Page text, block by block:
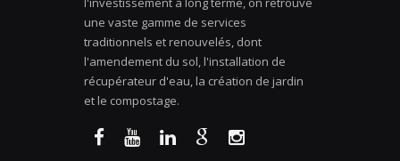
une vaste gamme de services
traditionnels et renouvelés, dont
l'amendement du sol, l'installation de
récupérateur d'eau, la création de jardin
et le compostage.